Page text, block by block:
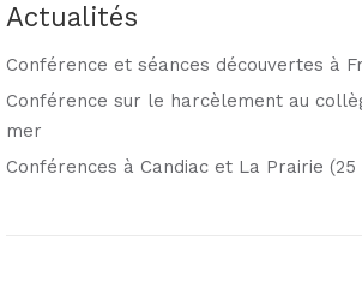
Actualités
Conférence et séances découvertes à
Conférence sur le harcèlement au
mer
Conférences à Candiac et La Prairie